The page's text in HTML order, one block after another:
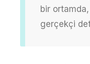
bir
gerçekçi